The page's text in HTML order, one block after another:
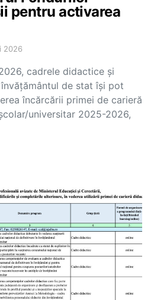
pentru activarea
2026
cadrele didactice și
de stat își pot
încărcării primei de carieră
universitar 2025-2026,